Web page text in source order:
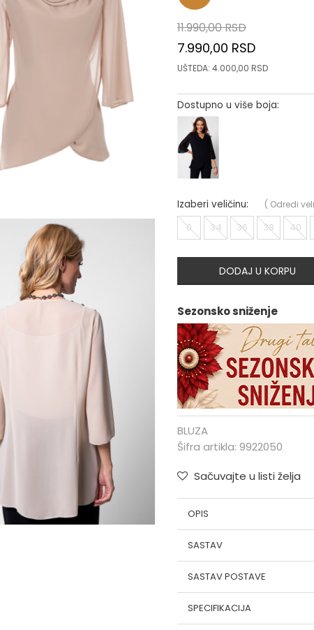
11.990,00RSD
7.990,00 RSD
UŠTEDA: 4.000,00 RSD
Dostupno u više boja:
Izaberi veličinu: ( Odredi
0 34 36 38 40
DODAJ U KORPU
Sezonsko sniženje
BLUZA
Šifra artikla: 9922050
Sačuvajte u listi želja
OPIS
SASTAV
SASTAV POSTAVE
SPECIFIKACIJA